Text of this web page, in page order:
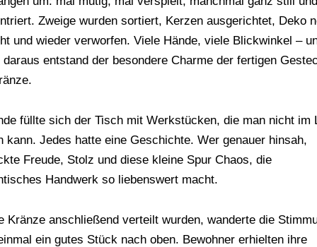
Zweige wurden sortiert, Kerzen ausgerichtet, Deko
und wieder verworfen. Viele Hände, viele Blickwinkel –
daraus entstand der besondere Charme der fertigen
füllte sich der Tisch mit Werkstücken, die man nicht im
kann. Jedes hatte eine Geschichte. Wer genauer hinsah,
Freude, Stolz und diese kleine Spur Chaos, die
Handwerk so liebenswert macht.
Kränze anschließend verteilt wurden, wanderte die
ein gutes Stück nach oben. Bewohner erhielten ihre